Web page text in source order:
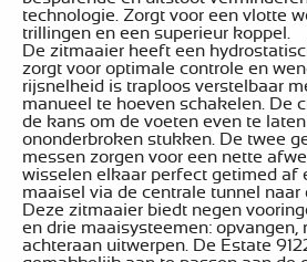
technologie. Zorgt voor een vlotte
trillingen en een superieur koppel.
De zitmaaier heeft een
zorgt voor optimale controle en
rijsnelheid is traploos verstelbaar
manueel te hoeven schakelen. De
de kans om de voeten even te
ononderbroken stukken. De twee
messen zorgen voor een nette
wisselen elkaar perfect getimed af
maaisel via de centrale tunnel naar
Deze zitmaaier biedt negen
en drie maaisysteemen: opvangen,
achteraan uitwerpen. De Estate